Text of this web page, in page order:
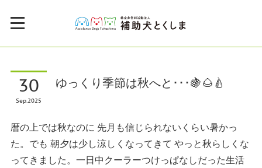
30
Sep2025
ゆっくり季節は秋へと･･･🍇🌰🍐
暦の上では秋なのに 先月も信じられないくらい暑かっ
た。でも 朝夕は少し涼しくなってきて やっと秋らしくな
ってきました。一日中クーラーつけっぱなしだった生活